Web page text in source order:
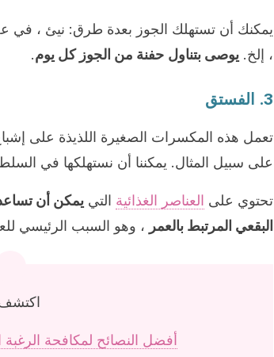
يمكنك أن تستهلك الجوز بعدة طرق: نيئ ، في
، إلخ. يوصى بتناول حفنة من الجوز كل يوم.
3. الفستق
تعمل هذه المكسرات الصغيرة اللذيذة على
على سبيل المثال. يمكننا أن نستهلكها في
تحتوي على العناصر الغذائية التي يمكن أن
البقعي المرتبط بالعمر ، وهو السبب الرئيسي
أفضل النصائح لمكافحة